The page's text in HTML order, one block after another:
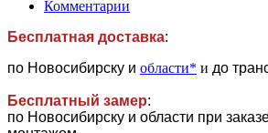
Комментарии
Бесплатная доставка:
по Новосибирску и области* и до
Бесплатный замер:
по Новосибирску и области при